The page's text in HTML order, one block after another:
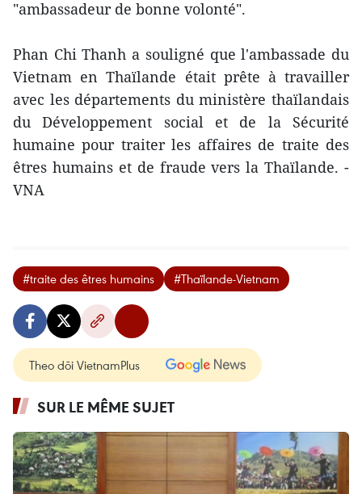
"ambassadeur de bonne volonté".
Phan Chi Thanh a souligné que l'ambassade du
Vietnam en Thaïlande était prête à travailler
avec les départements du ministère thaïlandais
du Développement social et de la Sécurité
humaine pour traiter les affaires de traite des
êtres humains et de fraude vers la Thaïlande. -
VNA
#traite des êtres humains #Thaïlande-Vietnam
Theo dõi VietnamPlus
SUR LE MÊME SUJET